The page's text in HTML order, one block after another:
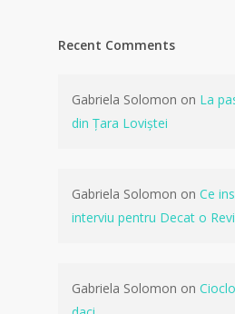
Recent Comments
Gabriela Solomon on La
din Țara Loviștei
Gabriela Solomon on Ce
interviu pentru Decat o
Gabriela Solomon on